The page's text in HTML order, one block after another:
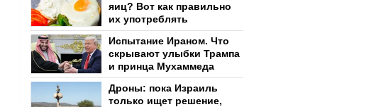
яиц? Вот как правильно
их употреблять
Испытание Ираном. Что
скрывают улыбки Трампа
и принца Мухаммеда
Дроны: пока Израиль
только ищет решение,